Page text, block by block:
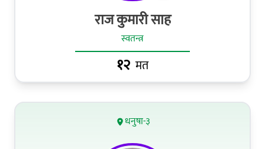
राज कुमारी साह
स्वतन्त्र
१२ मत
धनुषा-३